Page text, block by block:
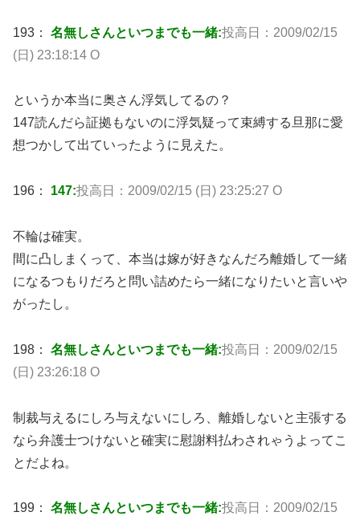
193： 名無しさんといつまでも一緒:投高日：2009/02/15
(日) 23:18:14 O
というか本当に奥さん浮気してるの？
147読んだら証拠もないのに浮気疑って束縛する旦那に愛
想つかして出ていったように見えた。
196： 147:投高日：2009/02/15 (日) 23:25:27 O
不輪は確実。
間に凸しまくって、本当は嫁が好きなんだろ離婚して一緒
になるつもりだろと問い詰めたら一緒になりたいと言いや
がったし。
198： 名無しさんといつまでも一緒:投高日：2009/02/15
(日) 23:26:18 O
制裁与えるにしろ与えないにしろ、離婚しないと主張する
なら弁護士つけないと確実に慰謝料払わされゃうよってこ
とだよね。
199： 名無しさんといつまでも一緒:投高日：2009/02/15